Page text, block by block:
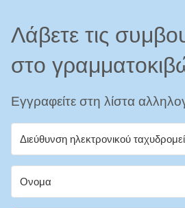
Λάβετε τις
στο
Εγγραφείτε στη λίστα